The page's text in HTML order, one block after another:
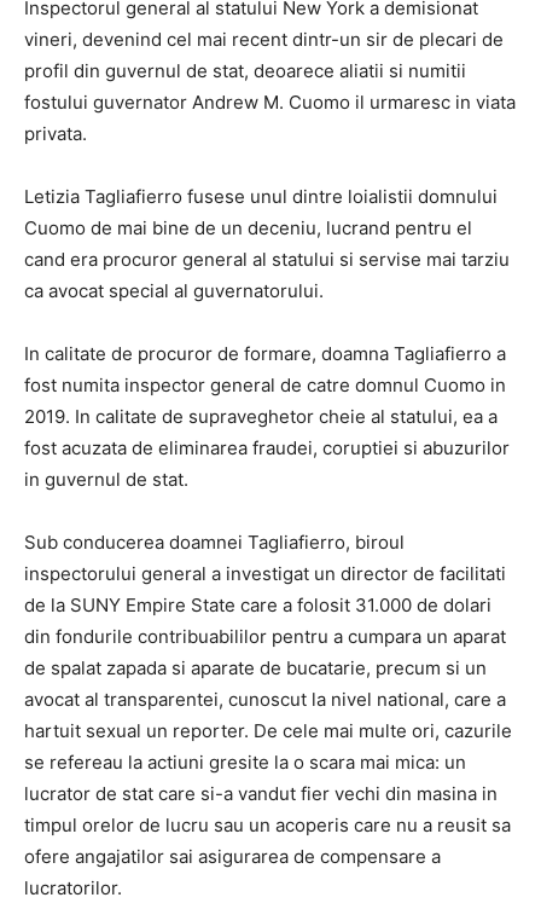
Inspectorul general al statului New York a demisionat
vineri, devenind cel mai recent dintr-un sir de plecari de
profil din guvernul de stat, deoarece aliatii si numitii
fostului guvernator Andrew M. Cuomo il urmaresc in viata
privata.
Letizia Tagliafierro fusese unul dintre loialistii domnului
Cuomo de mai bine de un deceniu, lucrand pentru el
cand era procuror general al statului si servise mai tarziu
ca avocat special al guvernatorului.
In calitate de procuror de formare, doamna Tagliafierro a
fost numita inspector general de catre domnul Cuomo in
2019. In calitate de supraveghetor cheie al statului, ea a
fost acuzata de eliminarea fraudei, coruptiei si abuzurilor
in guvernul de stat.
Sub conducerea doamnei Tagliafierro, biroul
inspectorului general a investigat un director de facilitati
de la SUNY Empire State care a folosit 31.000 de dolari
din fondurile contribuabililor pentru a cumpara un aparat
de spalat zapada si aparate de bucatarie, precum si un
avocat al transparentei, cunoscut la nivel national, care a
hartuit sexual un reporter. De cele mai multe ori, cazurile
se refereau la actiuni gresite la o scara mai mica: un
lucrator de stat care si-a vandut fier vechi din masina in
timpul orelor de lucru sau un acoperis care nu a reusit sa
ofere angajatilor sai asigurarea de compensare a
lucratorilor.